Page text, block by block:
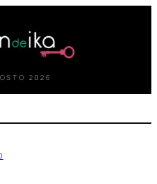
2026